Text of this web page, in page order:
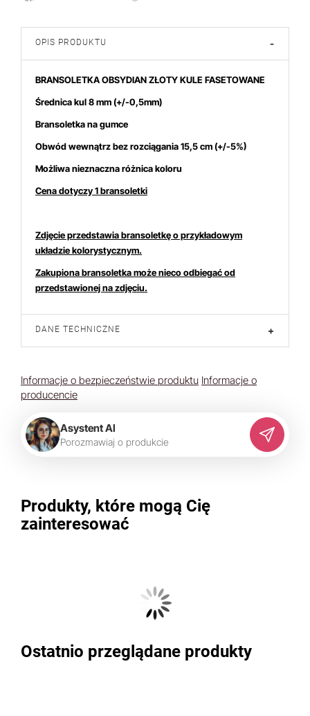
OPIS PRODUKTU -
BRANSOLETKA OBSYDIAN ZŁOTY KULE FASETOWANE
Średnica kul 8mm (+/-0,5mm)
Bransoletka na gumce
Obwód wewnątrz bez rozciągania 15,5 cm (+/-5%)
Możliwa nieznaczna różnica koloru
Cena dotyczy 1 bransoletki
Zdjęcie przedstawia bransoletkę o przykładowym
układzie kolorystycznym.
Zakupiona bransoletka może nieco odbiegać od
przedstawionej na zdjęciu.
DANE TECHNICZNE +
Informacje o bezpieczeństwie produktu Informacje o
producencie
Asystent AI
Porozmawiaj o produkcie
Produkty, które mogą Cię
zainteresować
Ostatnio przeglądane produkty
interesują się3osoby.